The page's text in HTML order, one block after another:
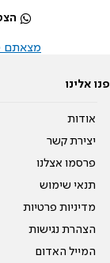
מצאתם
פנו אלינו
אודות
יצירת קשר
פרסמו אצלנו
תנאי שימוש
מדיניות פרטיות
הצהרת נגישות
המייל האדום